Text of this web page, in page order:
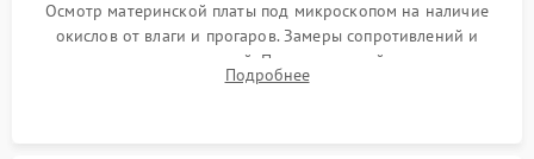
Осмотр материнской платы под микроскопом на наличие
окислов от влаги и прогаров. Замеры сопротивлений и
дежурных напряжений. Проверка цепей питания,
мультиконтроллера, процессора и видеочипа.
Подробнее